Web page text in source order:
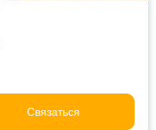
Связаться